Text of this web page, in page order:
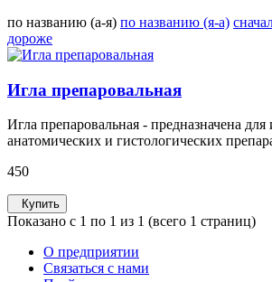
по названию (а-я) по названию (я-а)
дороже
Игла препаровальная
Игла препаровальная - предназначена для
анатомических и гистологических
450
Купить
Показано с 1 по 1 из 1 (всего 1 страниц)
О предприятии
Связаться с нами